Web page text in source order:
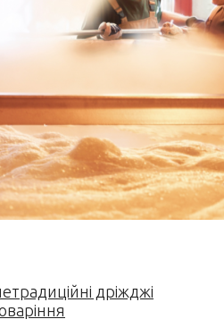
дріжджі